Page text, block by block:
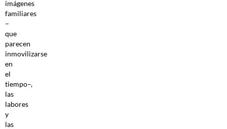
imágenes
familiares
–
que
parecen
inmovilizarse
en
el
tiempo–,
las
labores
y
las